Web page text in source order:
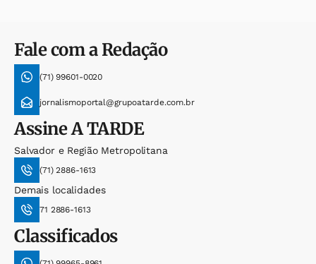
Fale com a Redação
(71) 99601-0020
jornalismoportal@grupoatarde.com.br
AssineA TARDE
Salvador e Região Metropolitana
(71) 2886-1613
Demais localidades
71 2886-1613
Classificados